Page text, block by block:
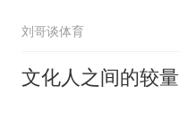
刘哥谈体育
文化人之间的较量